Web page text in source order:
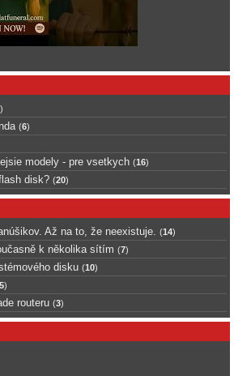
)
(6)
modely - pre vsetkych (16)
disk? (20)
Až na to, že neexistuje. (14)
k několika sítím (7)
disku (10)
5)
routeru (3)